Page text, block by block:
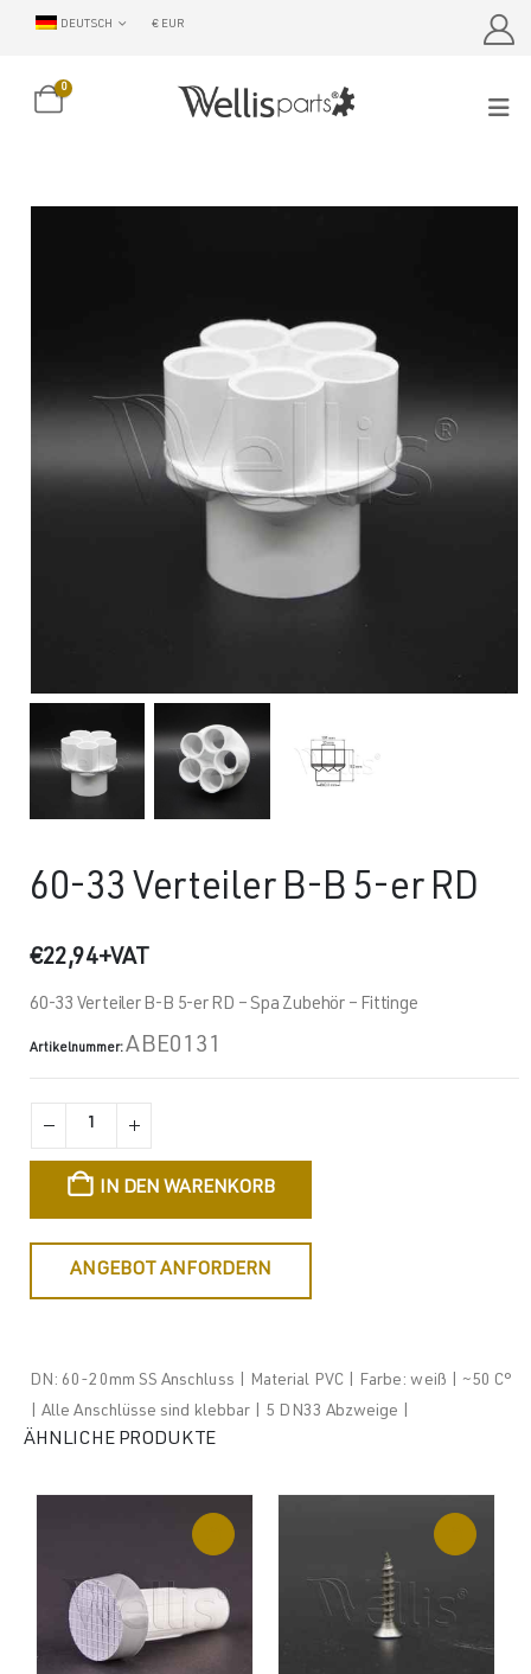
DEUTSCH € EUR
0
60-33 Verteiler B-B 5-er RD
€22,94+VAT
60-33 Verteiler B-B 5-er RD – Spa Zubehör – Fittinge
Artikelnummer:ABE0131
IN DEN WARENKORB
ANGEBOT ANFORDERN
DN: 60-20mm SS Anschluss | Material PVC | Farbe: weiß | ~50 C°
| Alle Anschlüsse sind klebbar | 5 DN33 Abzweige |
ÄHNLICHE PRODUKTE